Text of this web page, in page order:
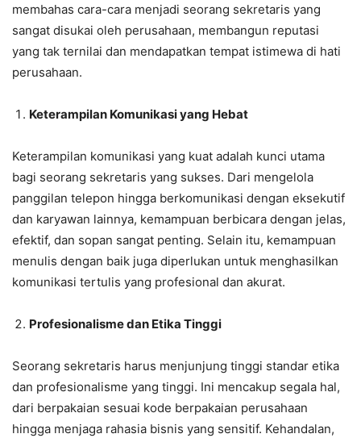
membahas cara-cara menjadi seorang sekretaris yang
sangat disukai oleh perusahaan, membangun reputasi
yang tak ternilai dan mendapatkan tempat istimewa di hati
perusahaan.
Keterampilan Komunikasi yang Hebat
Keterampilan komunikasi yang kuat adalah kunci utama
bagi seorang sekretaris yang sukses. Dari mengelola
panggilan telepon hingga berkomunikasi dengan eksekutif
dan karyawan lainnya, kemampuan berbicara dengan jelas,
efektif, dan sopan sangat penting. Selain itu, kemampuan
menulis dengan baik juga diperlukan untuk menghasilkan
komunikasi tertulis yang profesional dan akurat.
Profesionalisme dan Etika Tinggi
Seorang sekretaris harus menjunjung tinggi standar etika
dan profesionalisme yang tinggi. Ini mencakup segala hal,
dari berpakaian sesuai kode berpakaian perusahaan
hingga menjaga rahasia bisnis yang sensitif. Kehandalan,